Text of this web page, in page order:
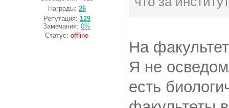
Награды: 26
Репутация: 129
Замечания:0%
Статус:offline
На
Я не
есть